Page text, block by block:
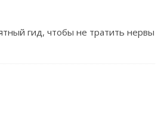
гид, чтобы не тратить нервы